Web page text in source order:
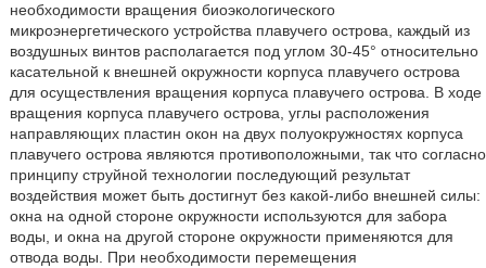
необходимости вращения биоэкологического
микроэнергетического устройства плавучего острова, каждый из
воздушных винтов располагается под углом 30-45° относительно
касательной к внешней окружности корпуса плавучего острова
для осуществления вращения корпуса плавучего острова. В ходе
вращения корпуса плавучего острова, углы расположения
направляющих пластин окон на двух полуокружностях корпуса
плавучего острова являются противоположными, так что согласно
принципу струйной технологии последующий результат
воздействия может быть достигнут без какой-либо внешней силы:
окна на одной стороне окружности используются для забора
воды, и окна на другой стороне окружности применяются для
отвода воды. При необходимости перемещения